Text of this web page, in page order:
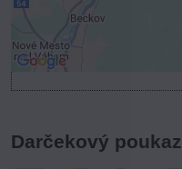
Darčekový poukaz